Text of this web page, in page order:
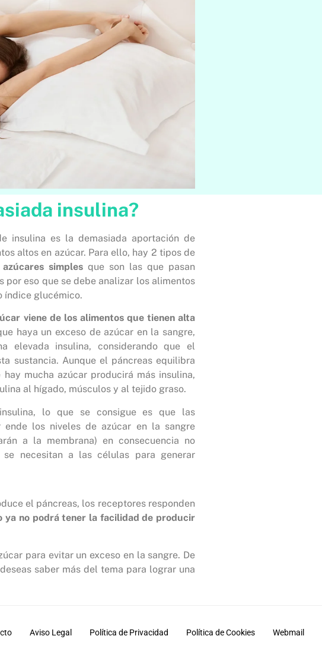
insulina?
insulina es la demasiada aportación de
altos en azúcar. Para ello, hay 2 tipos de
simplesque son las que pasan
por eso que se debe analizar los alimentos
índice glucémico.
viene de los alimentos que tienen alta
haya un exceso de azúcar en la sangre,
elevada insulina, considerando que el
sustancia. Aunque el páncreas equilibra
mucha azúcar producirá más insulina,
al hígado, músculos y al tejido graso.
lo que se consigue es que las
ende los niveles de azúcar en la sangre
a la membrana) en consecuencia no
necesitan a las células para generar
el páncreas, los receptores responden
ya no podrá tener la facilidad de producir
para evitar un exceso en la sangre. De
saber más del tema para lograr una
Aviso Legal Política de Privacidad Política de Cookies Webmail